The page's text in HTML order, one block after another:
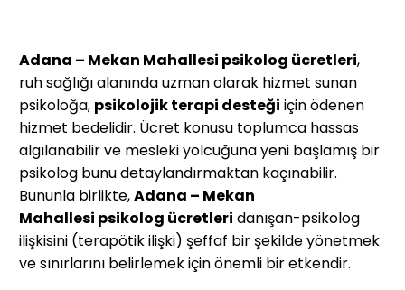
Adana – Mekan Mahallesi psikolog ücretleri,
ruh sağlığı alanında uzman olarak hizmet sunan
psikoloğa, psikolojik terapi desteği için ödenen
hizmet bedelidir. Ücret konusu toplumca hassas
algılanabilir ve mesleki yolcuğuna yeni başlamış bir
psikolog bunu detaylandırmaktan kaçınabilir.
Bununla birlikte,Adana – Mekan
Mahallesi psikolog ücretleri danışan-psikolog
ilişkisini (terapötik ilişki) şeffaf bir şekilde yönetmek
ve sınırlarını belirlemek için önemli bir etkendir.